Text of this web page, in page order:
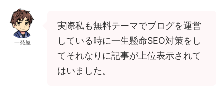
一発屋
実際私も無料テーマでブログを運営
している時に一生懸命SEO対策をし
てそれなりに記事が上位表示されて
はいました。